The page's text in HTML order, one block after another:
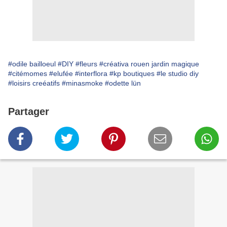
#odile bailloeul #DIY #fleurs #créativa rouen jardin magique
#citémomes #elufée #interflora #kp boutiques #le studio diy
#loisirs creéatifs #minasmoke #odette lün
Partager